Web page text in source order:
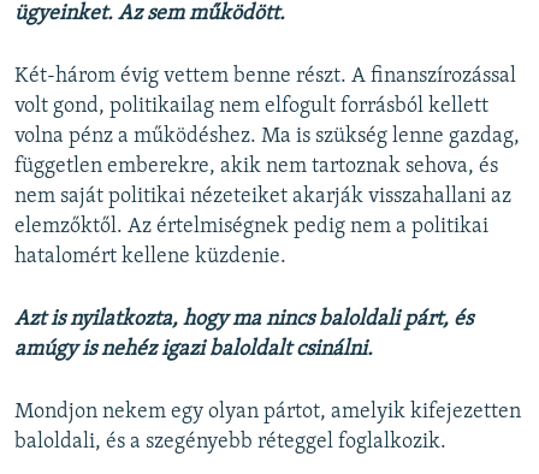
ügyeinket. Az sem működött.
Két-három évig vettem benne részt. A finanszírozással
volt gond, politikailag nem elfogult forrásból kellett
volna pénz a működéshez. Ma is szükség lenne gazdag,
független emberekre, akik nem tartoznak sehova, és
nem saját politikai nézeteiket akarják visszahallani az
elemzőktől. Az értelmiségnek pedig nem a politikai
hatalomért kellene küzdenie.
Azt is nyilatkozta, hogy ma nincs baloldali párt, és
amúgy is nehéz igazi baloldalt csinálni.
Mondjon nekem egy olyan pártot, amelyik kifejezetten
baloldali, és a szegényebb réteggel foglalkozik.